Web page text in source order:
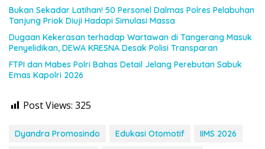
Bukan Sekadar Latihan! 50 Personel Dalmas Polres Pelabuhan
Tanjung Priok Diuji Hadapi Simulasi Massa
Dugaan Kekerasan terhadap Wartawan di Tangerang Masuk
Penyelidikan, DEWA KRESNA Desak Polisi Transparan
FTPI dan Mabes Polri Bahas Detail Jelang Perebutan Sabuk
Emas Kapolri 2026
Post Views: 325
Dyandra Promosindo Edukasi Otomotif
IIMS 2026